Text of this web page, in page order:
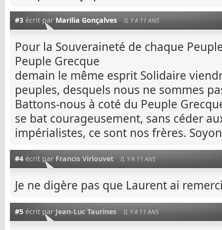
#3 écrit par Marilia Gonçalves IL Y A 11 ANS
Pour la Souveraineté de chaque
Peuple Grecque
demain le même esprit Solidaire
peuples, desquels nous ne sommes
Battons-nous à coté du Peuple
se bat courageusement, sans céder
impérialistes, ce sont nos frères.
#4 écrit par Francis Virlouvet IL Y A 11 ANS
Je ne digère pas que Laurent ai
#5 écrit par Jean-Luc Taurines IL Y A 11 ANS